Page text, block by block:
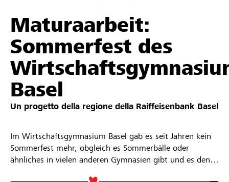
Collegarsi
Registrazione
DE FR IT
Maturaarbeit:
Sommerfest des
Basel
Un progetto della regione della Raiffeisenbank Basel
Im Wirtschaftsgymnasium Basel gab es seit Jahren kein
Sommerfest mehr, obgleich es Sommerbälle oder
ähnliches in vielen anderen Gymnasien gibt und es den